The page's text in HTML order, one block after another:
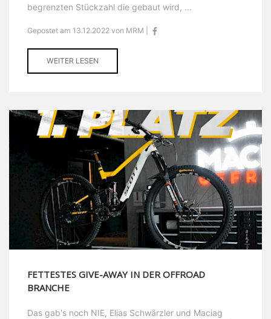
begrenzten Stückzahl die gebaut wird, ...
Gepostet am 13.12.2022 von MRM |
WEITER LESEN
FETTESTES GIVE-AWAY IN DER OFFROAD
BRANCHE
Das gab's noch NIE, Elias Schwärzler und Maciag